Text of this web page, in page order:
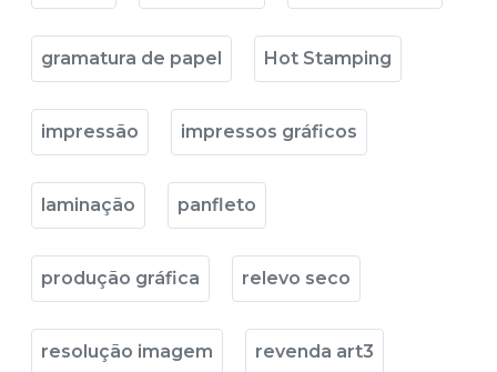
gramatura de papel Hot Stamping
impressão impressos gráficos
laminação panfleto
produção gráfica relevo seco
resolução imagem revenda art3